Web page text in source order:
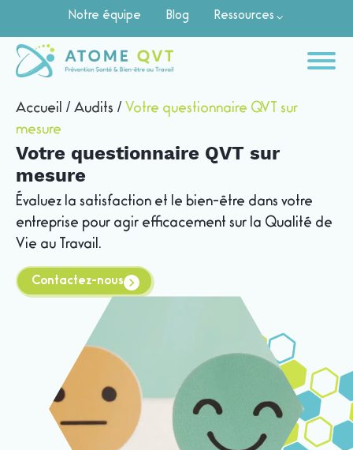
Notre équipe Blog Ressources
Accueil / Audits / Votre questionnaire QVT sur
mesure
Votre questionnaire QVT sur
mesure
Évaluez la satisfaction et le bien-être dans votre
entreprise pour agir efficacement sur la Qualité de
Vie au Travail.
Contactez-nous